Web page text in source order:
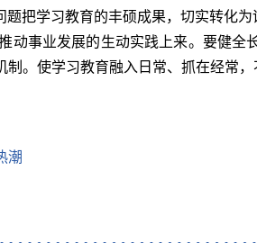
把学习教育的丰硕成果，切实转化
事业发展的生动实践上来。要健全
。使学习教育融入日常、抓在经常
潮